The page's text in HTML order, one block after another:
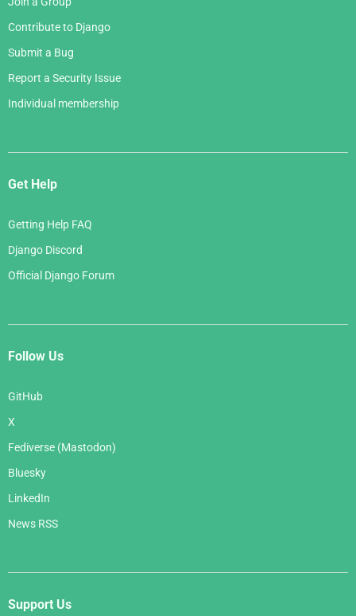
Contribute to Django
Submit a Bug
Report a Security Issue
Individual membership
Get Help
Getting Help FAQ
Django Discord
Official Django Forum
Follow Us
GitHub
X
Fediverse (Mastodon)
Bluesky
LinkedIn
News RSS
Support Us